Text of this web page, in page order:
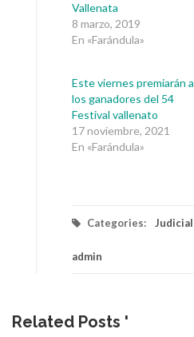
Vallenata
8 marzo, 2019
En «Farándula»
Este viernes premiarán a
los ganadores del 54
Festival vallenato
17 noviembre, 2021
En «Farándula»
Categories: Judicial
admin
Related Posts '